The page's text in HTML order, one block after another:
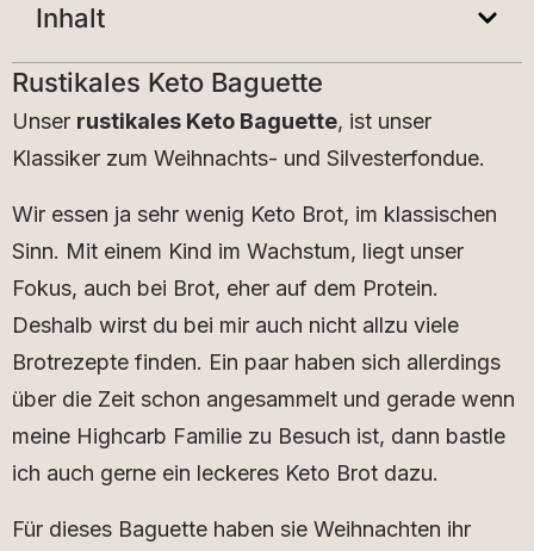
Inhalt
Rustikales Keto Baguette
Unser rustikales Keto Baguette, ist unser
Klassiker zum Weihnachts- und Silvesterfondue.
Wir essen ja sehr wenig Keto Brot, im klassischen
Sinn. Mit einem Kind im Wachstum, liegt unser
Fokus, auch bei Brot, eher auf dem Protein.
Deshalb wirst du bei mir auch nicht allzu viele
Brotrezepte finden. Ein paar haben sich allerdings
über die Zeit schon angesammelt und gerade wenn
meine Highcarb Familie zu Besuch ist, dann bastle
ich auch gerne ein leckeres Keto Brot dazu.
Für dieses Baguette haben sie Weihnachten ihr